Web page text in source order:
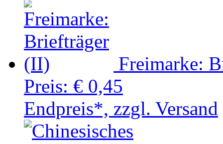
Freimarke:
Preis: € 0,45
Endpreis*, zzgl. Versand